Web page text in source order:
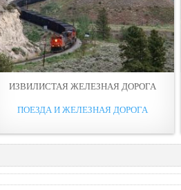
ИЗВИЛИСТАЯ ЖЕЛЕЗНАЯ ДОРОГА
ПОЕЗДА И ЖЕЛЕЗНАЯ ДОРОГА